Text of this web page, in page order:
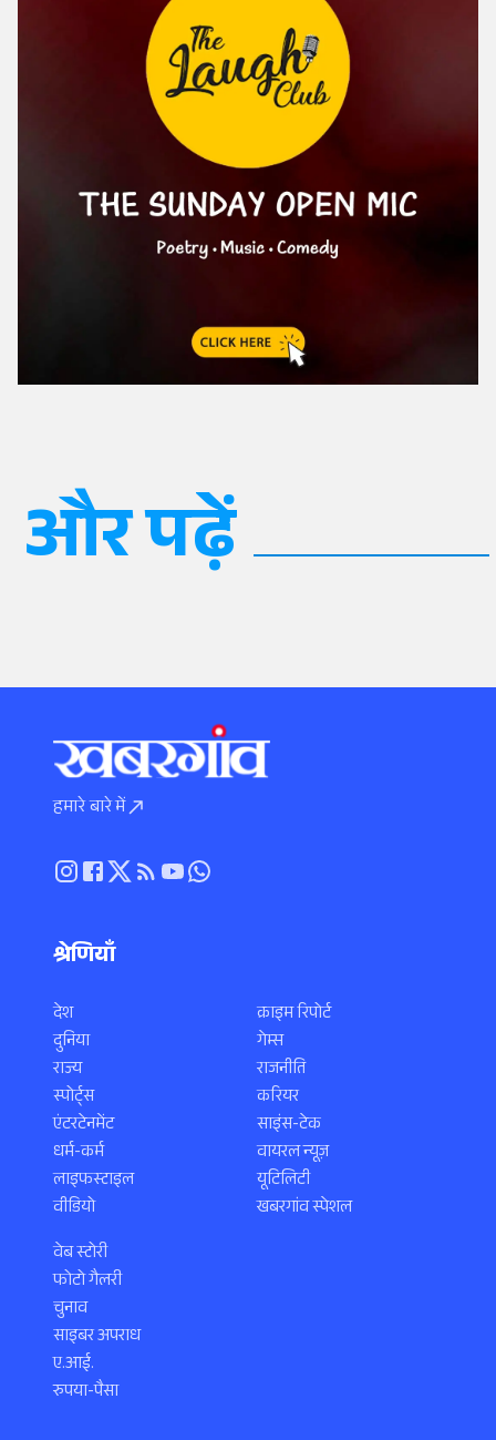
और पढ़ें
हमारे बारे में
श्रेणियाँ
देश
दुनिया
राज्य
स्पोर्ट्स
एंटरटेनमेंट
धर्म-कर्म
लाइफस्टाइल
वीडियो
क्राइम रिपोर्ट
गेम्स
राजनीति
करियर
साइंस-टेक
वायरल न्यूज़
यूटिलिटी
खबरगांव स्पेशल
वेब स्टोरी
फोटो गैलरी
चुनाव
साइबर अपराध
ए.आई.
रुपया-पैसा